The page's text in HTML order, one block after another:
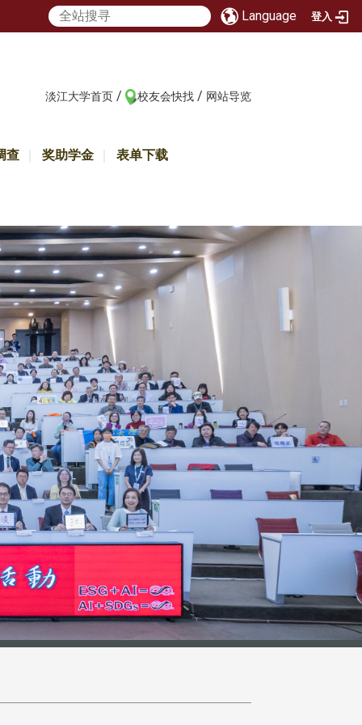
Language 登入
淡江大学首页 / 校友会快找 / 网站导览
查 奖助学金 表单下载